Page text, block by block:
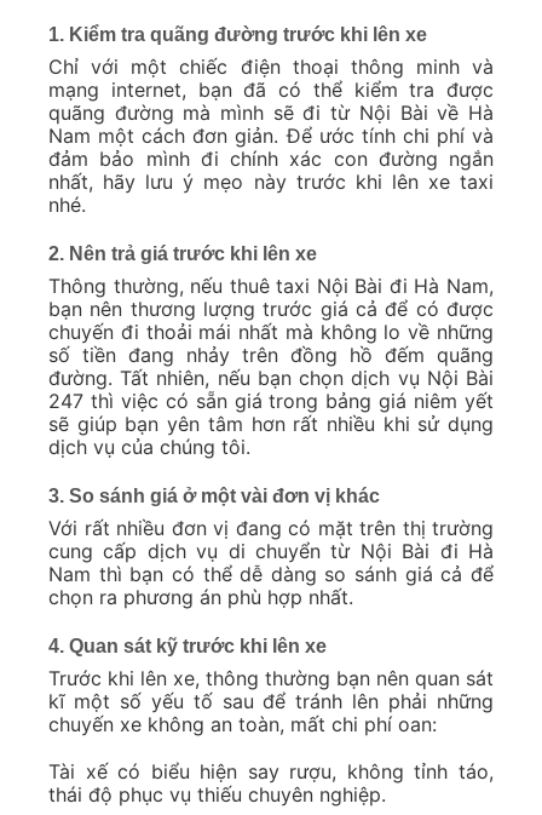
1. Kiểm tra quãng đường trước khi lên xe
Chỉ với một chiếc điện thoại thông minh và
mạng internet, bạn đã có thể kiểm tra được
quãng đường mà mình sẽ đi từ Nội Bài về Hà
Nam một cách đơn giản. Để ước tính chi phí và
đảm bảo mình đi chính xác con đường ngắn
nhất, hãy lưu ý mẹo này trước khi lên xe taxi
nhé.
2. Nên trả giá trước khi lên xe
Thông thường, nếu thuê taxi Nội Bài đi Hà Nam,
bạn nên thương lượng trước giá cả để có được
chuyến đi thoải mái nhất mà không lo về những
số tiền đang nhảy trên đồng hồ đếm quãng
đường. Tất nhiên, nếu bạn chọn dịch vụ Nội Bài
247 thì việc có sẵn giá trong bảng giá niêm yết
sẽ giúp bạn yên tâm hơn rất nhiều khi sử dụng
dịch vụ của chúng tôi.
3. So sánh giá ở một vài đơn vị khác
Với rất nhiều đơn vị đang có mặt trên thị trường
cung cấp dịch vụ di chuyển từ Nội Bài đi Hà
Nam thì bạn có thể dễ dàng so sánh giá cả để
chọn ra phương án phù hợp nhất.
4. Quan sát kỹ trước khi lên xe
Trước khi lên xe, thông thường bạn nên quan sát
kĩ một số yếu tố sau để tránh lên phải những
chuyến xe không an toàn, mất chi phí oan:
Tài xế có biểu hiện say rượu, không tỉnh táo,
thái độ phục vụ thiếu chuyên nghiệp.